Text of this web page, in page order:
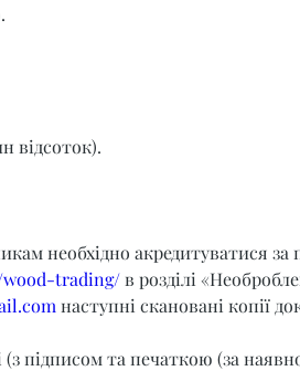
відсоток).
необхідно акредитуватися
wood-trading/ в розділі
наступні скановані копії
(з підписом та печаткою (за